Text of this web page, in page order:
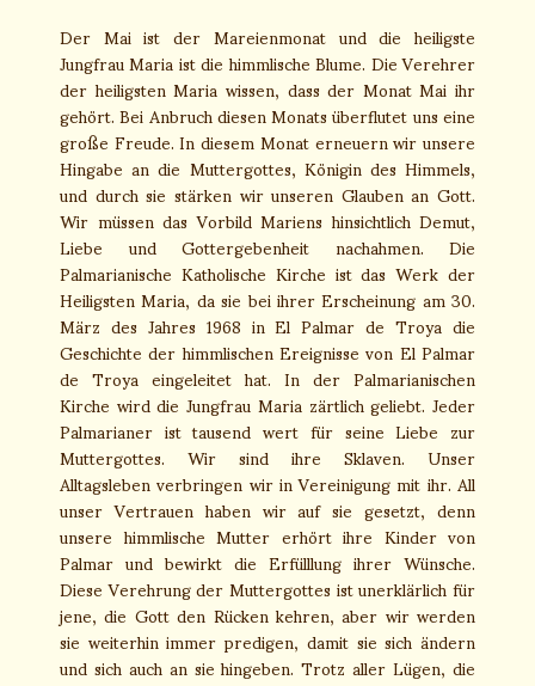
Der Mai ist der Mareienmonat und die heiligste
Jungfrau Maria ist die himmlische Blume. Die Verehrer
der heiligsten Maria wissen, dass der Monat Mai ihr
gehört. Bei Anbruch diesen Monats überflutet uns eine
große Freude. In diesem Monat erneuern wir unsere
Hingabe an die Muttergottes, Königin des Himmels,
und durch sie stärken wir unseren Glauben an Gott.
Wir müssen das Vorbild Mariens hinsichtlich Demut,
Liebe und Gottergebenheit nachahmen. Die
Palmarianische Katholische Kirche ist das Werk der
Heiligsten Maria, da sie bei ihrer Erscheinung am 30.
März des Jahres 1968 in El Palmar de Troya die
Geschichte der himmlischen Ereignisse von El Palmar
de Troya eingeleitet hat. In der Palmarianischen
Kirche wird die Jungfrau Maria zärtlich geliebt. Jeder
Palmarianer ist tausend wert für seine Liebe zur
Muttergottes. Wir sind ihre Sklaven. Unser
Alltagsleben verbringen wir in Vereinigung mit ihr. All
unser Vertrauen haben wir auf sie gesetzt, denn
unsere himmlische Mutter erhört ihre Kinder von
Palmar und bewirkt die Erfülllung ihrer Wünsche.
Diese Verehrung der Muttergottes ist unerklärlich für
jene, die Gott den Rücken kehren, aber wir werden
sie weiterhin immer predigen, damit sie sich ändern
und sich auch an sie hingeben. Trotz aller Lügen, die